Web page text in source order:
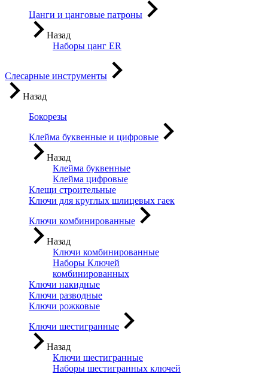
Цанги и цанговые патроны
Назад
Наборы цанг ER
Слесарные инструменты
Назад
Бокорезы
Клейма буквенные и цифровые
Назад
Клейма буквенные
Клейма цифровые
Клещи строительные
Ключи для круглых шлицевых гаек
Ключи комбинированные
Назад
Ключи комбинированные
Наборы Ключей
комбинированных
Ключи накидные
Ключи разводные
Ключи рожковые
Ключи шестигранные
Назад
Ключи шестигранные
Наборы шестигранных ключей